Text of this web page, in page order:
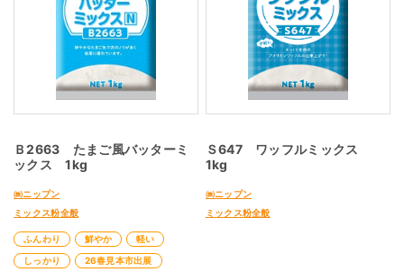
Ｂ2663 たまご風バッターミ
ックス 1kg
㈱ニップン
ミックス粉全般
ふんわり 鮮やか
軽い
しっかり
26春見本市出展
Ｓ647 ワッフルミックス
1kg
㈱ニップン
ミックス粉全般